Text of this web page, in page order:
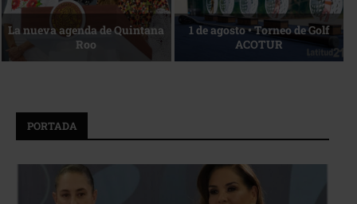
Reconocimiento de viajeros La esencia del servicio
PORTADA